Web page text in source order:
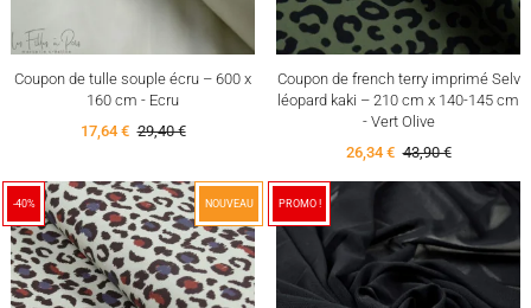
Coupon de tulle souple écru – 600 x
160 cm - Ecru
17,64 € 29,40 €
Coupon de french terry imprimé Selv
léopard kaki – 210 cm x 140-145 cm
- Vert Olive
26,34 € 43,90 €
-40% NOUVEAU PROMO !